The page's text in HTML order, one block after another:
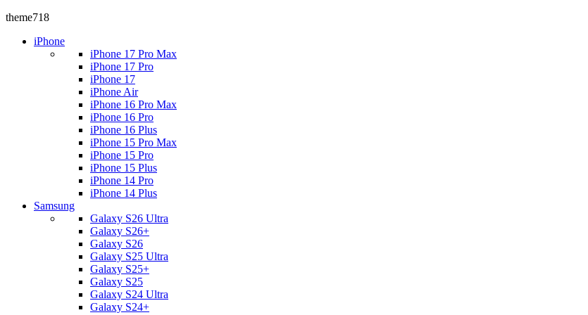
theme718
iPhone
iPhone 17 Pro Max
iPhone 17 Pro
iPhone 17
iPhone Air
iPhone 16 Pro Max
iPhone 16 Pro
iPhone 16 Plus
iPhone 15 Pro Max
iPhone 15 Pro
iPhone 15 Plus
iPhone 14 Pro
iPhone 14 Plus
Samsung
Galaxy S26 Ultra
Galaxy S26+
Galaxy S26
Galaxy S25 Ultra
Galaxy S25+
Galaxy S25
Galaxy S24 Ultra
Galaxy S24+